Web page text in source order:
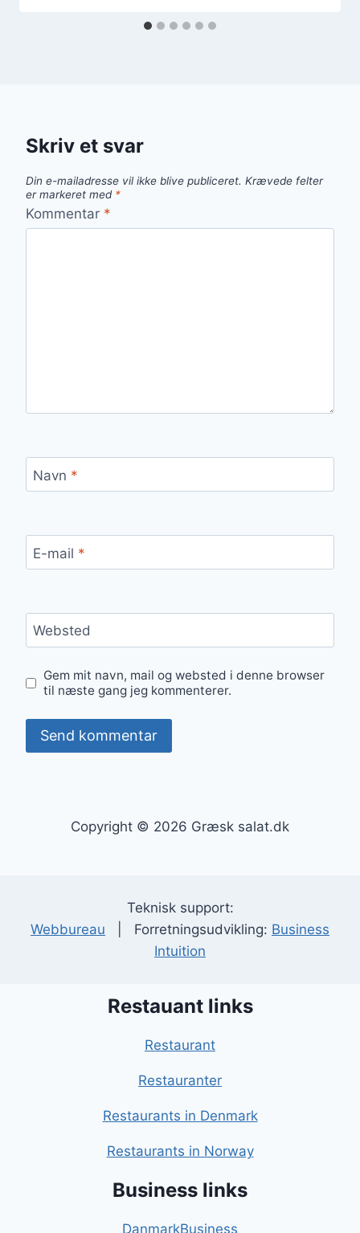
Skriv et svar
Din e-mailadresse vil ikke blive publiceret. Krævede felter
er markeret med *
Kommentar *
Navn *
E-mail *
Websted
Gem mit navn, mail og websted i denne browser
til næste gang jeg kommenterer.
Copyright © 2026 Græsk salat.dk
Teknisk support:
Webbureau | Forretningsudvikling: Business
Intuition
Restauant links
Restaurant
Restauranter
Restaurants in Denmark
Restaurants in Norway
Business links
DanmarkBusiness